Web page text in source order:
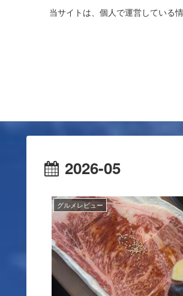
当サイトは、個人で運営している
2026-05
グルメレビュー